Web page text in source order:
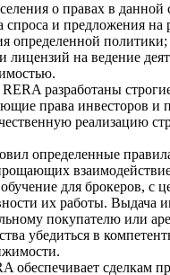
о правах в данной
спроса и предложения на
определенной политики;
лицензий на ведение
разработаны
права инвесторов и
реализацию
определенные
для брокеров, с
их работы. Выдача
покупателю или
убедиться в
обеспечивает сделкам